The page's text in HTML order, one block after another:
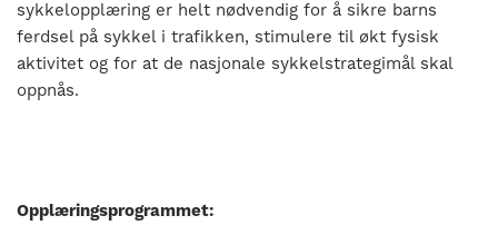
sykkelopplæring er helt nødvendig for å sikre barns
ferdsel på sykkel i trafikken, stimulere til økt fysisk
aktivitet og for at de nasjonale sykkelstrategimål skal
oppnås.
Opplæringsprogrammet: